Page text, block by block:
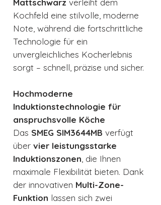
Mattschwarz verleiht dem
Kochfeld eine stilvolle, moderne
Note, während die fortschrittliche
Technologie für ein
unvergleichliches Kocherlebnis
sorgt – schnell, präzise und sicher.
Hochmoderne
Induktionstechnologie für
anspruchsvolle Köche
Das SMEG SIM3644MB verfügt
über vier leistungsstarke
Induktionszonen, die Ihnen
maximale Flexibilität bieten. Dank
der innovativen Multi-Zone-
Funktion lassen sich zwei